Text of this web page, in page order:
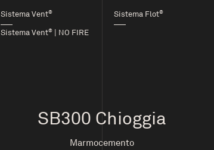
Sistema Vent®
Sistema Vent® | NO FIRE
Sistema Flot®
SB300 Chioggia
Marmocemento